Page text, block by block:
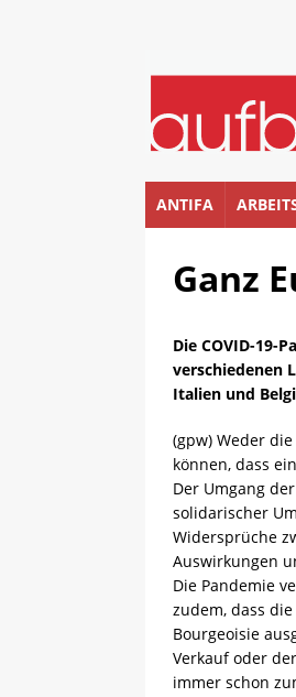
ANTIFA
Ganz
Die COVID-19-
verschiedenen
Italien und
(gpw) Weder
können, dass
Der Umgang
solidarischer
Widersprüche
Auswirkungen
Die Pandemie
zudem, dass
Bourgeoisie
Verkauf oder
immer schon